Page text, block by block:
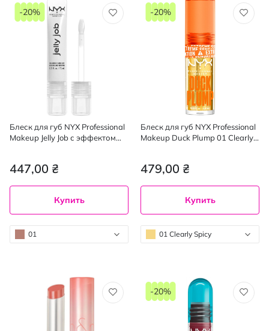
Блеск для губ NYX Professional
Makeup Jelly Job с эффектом
447,00 ₴
-20%
Купить
01
Блеск для губ NYX Professional
Makeup Duck Plump 01 Clearly
479,00 ₴
-20%
Купить
01 Clearly Spicy
-20%